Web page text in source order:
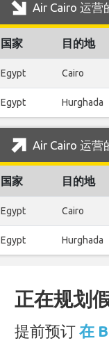
Air Cairo 运营
国家 目的地
Egypt Cairo
Egypt Hurghada
Air Cairo 运营
国家 目的地
Egypt Cairo
Egypt Hurghada
正在规划
提前预订 在